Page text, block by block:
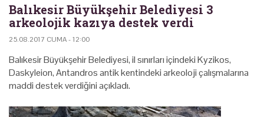
Balıkesir Büyükşehir Belediyesi 3
arkeolojik kazıya destek verdi
25.08.2017 CUMA - 12:00
Balıkesir Büyükşehir Belediyesi, il sınırları içindeki Kyzikos,
Daskyleion, Antandros antik kentindeki arkeoloji çalışmalarına
maddi destek verdiğini açıkladı.